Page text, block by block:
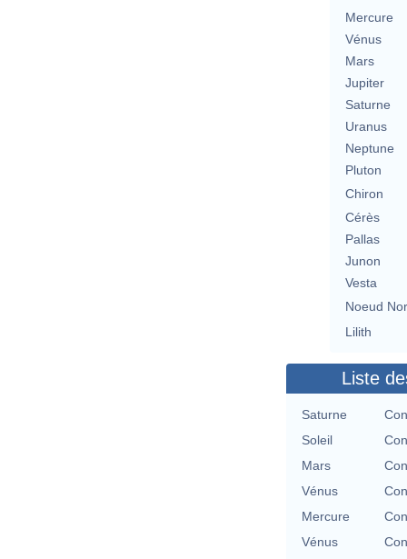
Mercure
Vénus
Mars
Jupiter
Saturne
Uranus
Neptune
Pluton
Chiron
Cérès
Pallas
Junon
Vesta
Noeud
Lilith
Liste
Saturne
Soleil
Mars
Vénus
Mercure
Vénus